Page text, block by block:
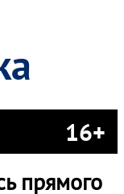
16+
прямого